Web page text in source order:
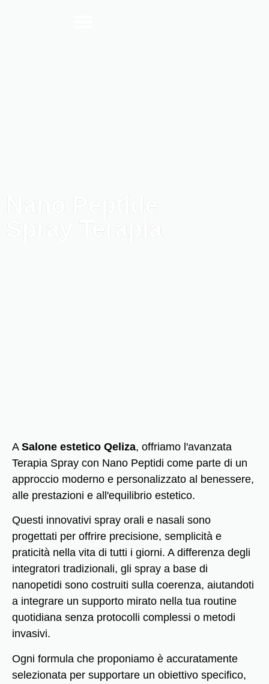
A Salone estetico Qeliza, offriamo l'avanzata
Terapia Spray con Nano Peptidi come parte di un
approccio moderno e personalizzato al benessere,
alle prestazioni e all'equilibrio estetico.
Questi innovativi spray orali e nasali sono
progettati per offrire precisione, semplicità e
praticità nella vita di tutti i giorni. A differenza degli
integratori tradizionali, gli spray a base di
nanopetidi sono costruiti sulla coerenza, aiutandoti
a integrare un supporto mirato nella tua routine
quotidiana senza protocolli complessi o metodi
invasivi.
Ogni formula che proponiamo è accuratamente
selezionata per supportare un obiettivo specifico,